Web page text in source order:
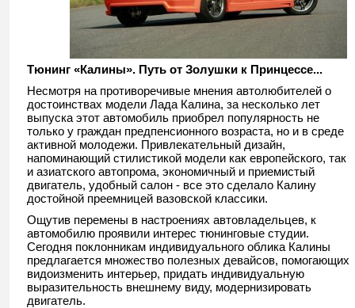
Тюнинг «Калины». Путь от Золушки к Принцессе...
Несмотря на противоречивые мнения автолюбителей о
достоинствах модели Лада Калина, за несколько лет
выпуска этот автомобиль приобрел популярность не
только у граждан предпенсионного возраста, но и в среде
активной молодежи. Привлекательный дизайн,
напоминающий стилистикой модели как европейского, так
и азиатского автопрома, экономичный и приемистый
двигатель, удобный салон - все это сделало Калину
достойной преемницей вазовской классики.
Ощутив перемены в настроениях автовладельцев, к
автомобилю проявили интерес тюнинговые студии.
Сегодня поклонникам индивидуального облика Калины
предлагается множество полезных девайсов, помогающих
видоизменить интерьер, придать индивидуальную
выразительность внешнему виду, модернизировать
двигатель.